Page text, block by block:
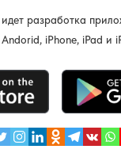
разработка
iPhone, iPad и